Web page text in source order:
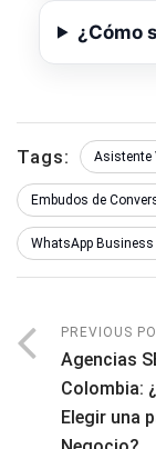
¿Cómo
Tags: Asistente
Embudos de
WhatsApp Business
PREVIOUS
Agencias
Colombia:
Elegir una